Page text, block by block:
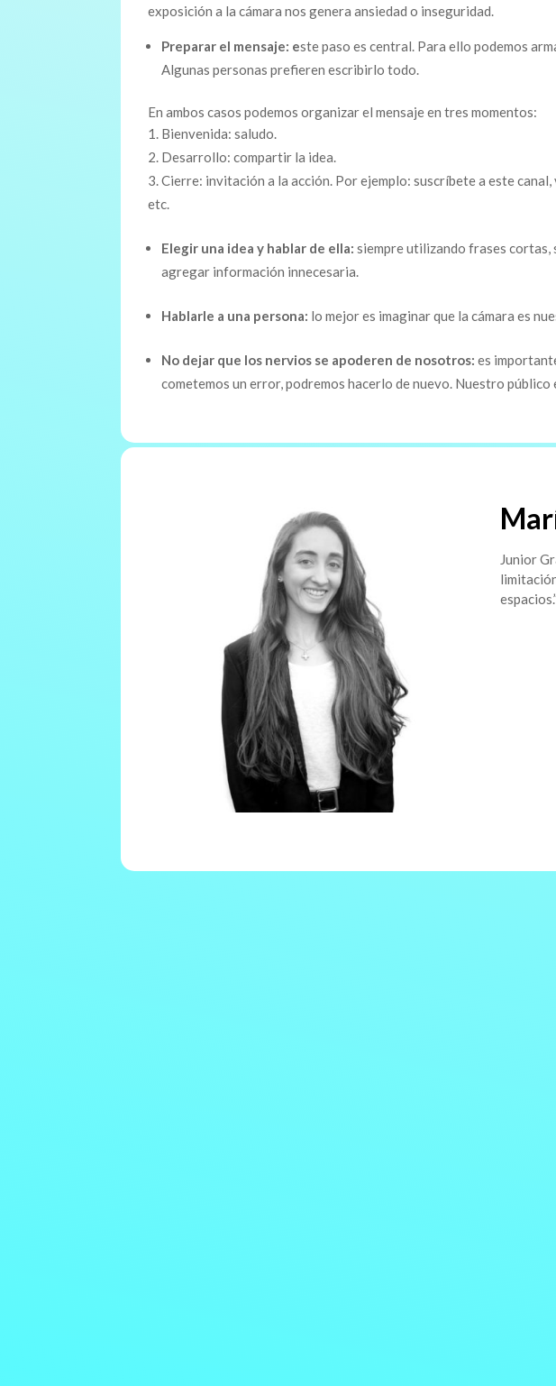
exposición a la cámara nos genera ansiedad o inseguridad.
Preparar el mensaje: este paso es central. Para ello podemos
Algunas personas prefieren escribirlo todo.
En ambos casos podemos organizar el mensaje en tres momentos:
Bienvenida: saludo.
Desarrollo: compartir la idea.
Cierre: invitación a la acción. Por ejemplo: suscríbete a este
etc.
Elegir una idea y hablar de ella:siempre utilizando frases cortas,
agregar información innecesaria.
Hablarle a una persona: lo mejor es imaginar que la cámara es
No dejar que los nervios se apoderen de nosotros:es
cometemos un error, podremos hacerlo de nuevo. Nuestro público
Junior